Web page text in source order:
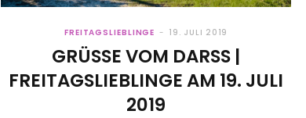
FREITAGSLIEBLINGE 19. JULI 2019
GRÜSSE VOM DARSS | FR
EITAGSLIEBLINGE AM 19. JULI 20
19